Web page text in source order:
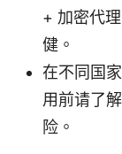
+ 加密代
健。
在不同国
用前请了
险。